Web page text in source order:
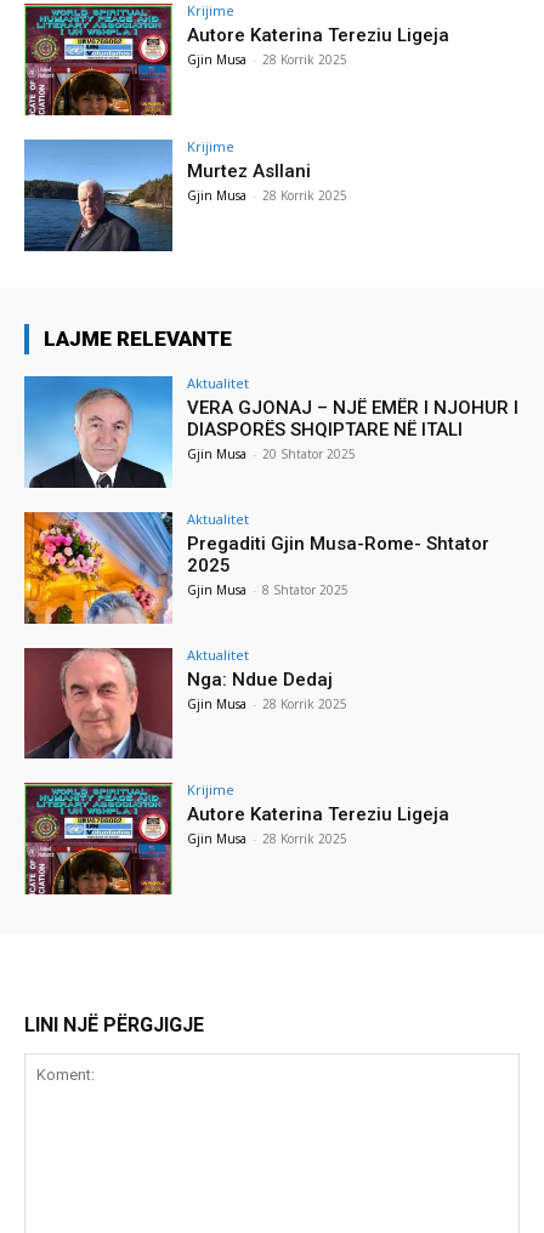
Krijime
Autore Katerina Tereziu Ligeja
Gjin Musa - 28 Korrik 2025
Krijime
Murtez Asllani
Gjin Musa - 28 Korrik 2025
LAJME RELEVANTE
Aktualitet
VERA GJONAJ – NJË EMËR I NJOHUR I
DIASPORËS SHQIPTARE NË ITALI
Gjin Musa - 20 Shtator 2025
Aktualitet
Pregaditi Gjin Musa-Rome- Shtator
2025
Gjin Musa - 8 Shtator 2025
Aktualitet
Nga: Ndue Dedaj
Gjin Musa - 28 Korrik 2025
Krijime
Autore Katerina Tereziu Ligeja
Gjin Musa - 28 Korrik 2025
LINI NJË PËRGJIGJE